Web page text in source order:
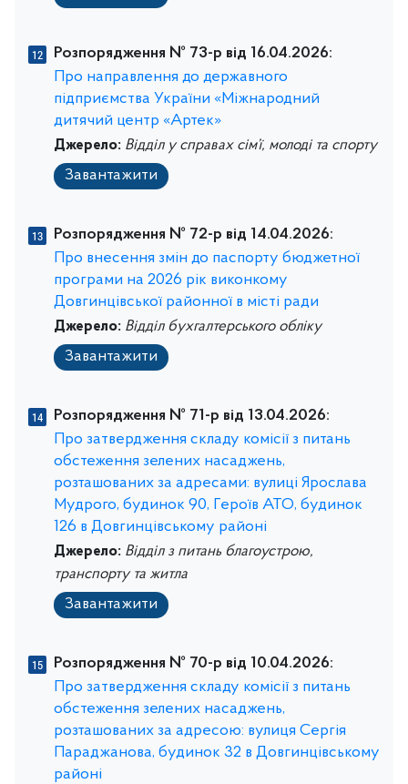
Розпорядження № 73-р від 16.04.2026:
Про направлення до державного
підприємства України «Міжнародний
дитячий центр «Артек»
Джерело: Відділ у справах сім’ї, молоді та спорту
Завантажити
Розпорядження № 72-р від 14.04.2026:
Про внесення змін до паспорту бюджетної
програми на 2026 рік виконкому
Довгинцівської районної в місті ради
Джерело: Відділ бухгалтерського обліку
Завантажити
Розпорядження № 71-р від 13.04.2026:
Про затвердження складу комісії з питань
обстеження зелених насаджень,
розташованих за адресами: вулиці Ярослава
Мудрого, будинок 90, Героїв АТО, будинок
126 в Довгинцівському районі
Джерело: Відділ з питань благоустрою,
транспорту та житла
Завантажити
Розпорядження № 70-р від 10.04.2026:
Про затвердження складу комісії з питань
обстеження зелених насаджень,
розташованих за адресою: вулиця Сергія
Параджанова, будинок 32 в Довгинцівському
районі